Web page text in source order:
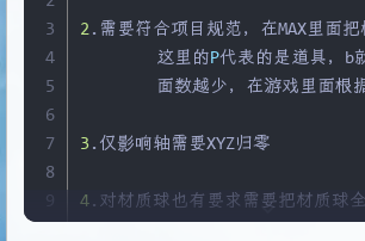
46
47
48
shift + x约束
把模型调整成可编辑多边形之后
17
18
19
20
21
22
23
24
8. 再往下Tiles下面的Master提一
完事之后回到最上面的Start开
1.
最上面的Import Model
2.选择右边的材质球名称然后往下
3
4
5
6
7
8
9
10
2.需要符合项目规范，在MAX里面
	这里的
P代表的是道具，b
面数越少，在游戏里面
3.仅影响轴需要XYZ归零
4.对材质球也有要求需要把材质球